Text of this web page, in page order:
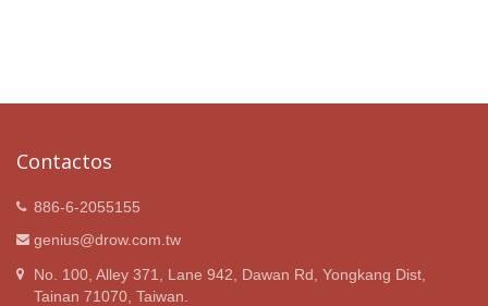
Contactos
886-6-2055155
genius@drow.com.tw
No. 100, Alley 371, Lane 942, Dawan Rd, Yongkang Dist,
Tainan 71070, Taiwan.